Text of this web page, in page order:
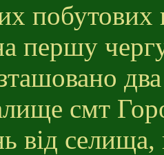
побутових
першу
смт
від